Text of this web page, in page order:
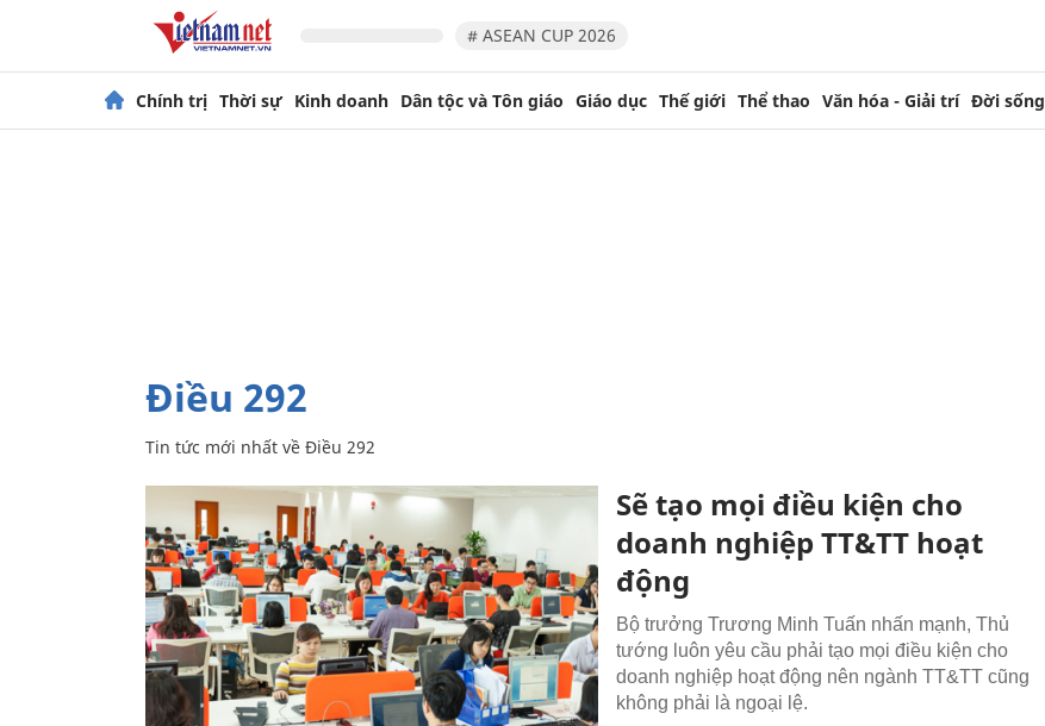
# ASEAN CUP 2026
Chính trị Thời sự Kinh doanh Dân tộc và Tôn giáo Giáo dục Thế giới Thể thao Văn hóa - Giải trí Đời sống
Điều 292
Tin tức mới nhất về Điều 292
Sẽ tạo mọi điều kiện cho
doanh nghiệp TT&TT hoạt
động
Bộ trưởng Trương Minh Tuấn nhấn mạnh, Thủ
tướng luôn yêu cầu phải tạo mọi điều kiện cho
doanh nghiệp hoạt động nên ngành TT&TT cũng
không phải là ngoại lệ.